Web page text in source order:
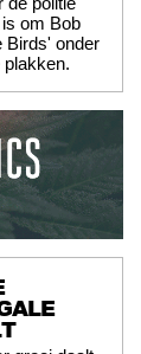
om Bob
Birds' onder
plakken.